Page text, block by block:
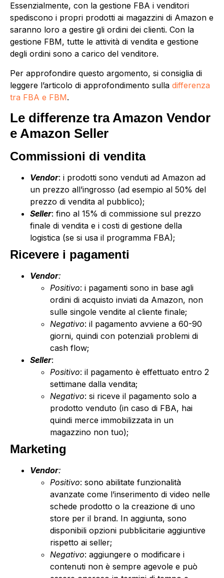
Essenzialmente, con la gestione FBA i venditori
spediscono i propri prodotti ai magazzini di Amazon e
saranno loro a gestire gli ordini dei clienti. Con la
gestione FBM, tutte le attività di vendita e gestione
degli ordini sono a carico del venditore.
Per approfondire questo argomento, si consiglia di
leggere l’articolo di approfondimento sulla differenza
tra FBA e FBM.
Le differenze tra Amazon Vendor
e Amazon Seller
Commissioni di vendita
Vendor: i prodotti sono venduti ad Amazon ad
un prezzo all’ingrosso (ad esempio al 50% del
prezzo di vendita al pubblico);
Seller: fino al 15% di commissione sul prezzo
finale di vendita e i costi di gestione della
logistica (se si usa il programma FBA);
Ricevere i pagamenti
Vendor:
Positivo: i pagamenti sono in base agli
ordini di acquisto inviati da Amazon, non
sulle singole vendite al cliente finale;
Negativo: il pagamento avviene a 60-90
giorni, quindi con potenziali problemi di
cash flow;
Seller:
Positivo: il pagamento è effettuato entro 2
settimane dalla vendita;
Negativo: si riceve il pagamento solo a
prodotto venduto (in caso di FBA, hai
quindi merce immobilizzata in un
magazzino non tuo);
Marketing
Vendor:
Positivo: sono abilitate funzionalità
avanzate come l’inserimento di video nelle
schede prodotto o la creazione di uno
store per il brand. In aggiunta, sono
disponibili opzioni pubblicitarie aggiuntive
rispetto ai seller;
Negativo: aggiungere o modificare i
contenuti non è sempre agevole e può